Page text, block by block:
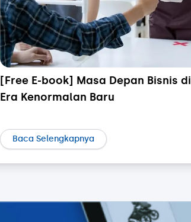
[Free E-book] Masa Depan Bisnis di
Era Kenormalan Baru
Baca Selengkapnya